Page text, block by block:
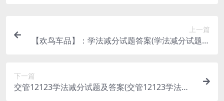
上一篇
【欢鸟车品】：学法减分试题答案(学法减分试题及
下一篇
交管12123学法减分试题及答案(交管12123学法减